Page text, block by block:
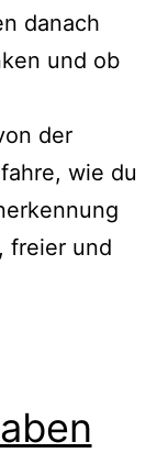
danach
und ob
der
wie du
freier und